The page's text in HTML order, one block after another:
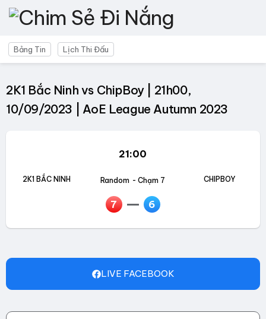
Bảng Tin Lịch Thi Đấu
2K1 Bắc Ninh vs ChipBoy | 21h00,
10/09/2023 | AoE League Autumn 2023
2K1 BẮC NINH
21:00
Random - Chạm 7
7 6
CHIPBOY
LIVE FACEBOOK